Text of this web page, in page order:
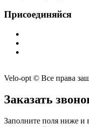
Присоединяйся
Velo-opt © Все права
Заказать
Заполните поля ниже